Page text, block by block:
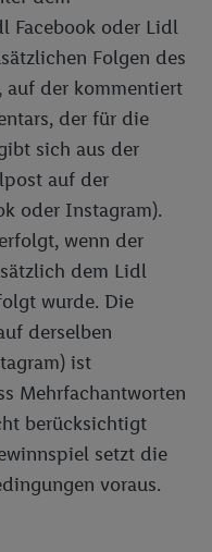
Facebook oder Lidl
Folgen des
auf der kommentiert
der für die
sich aus der
auf der
oder Instagram).
wenn der
dem Lidl
wurde. Die
derselben
ist
Mehrfachantworten
berücksichtigt
setzt die
voraus.